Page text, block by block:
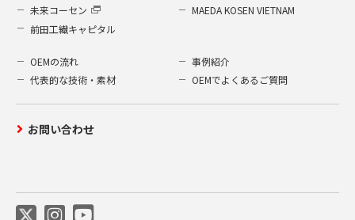
未来コーセン
MAEDA KOSEN VIETNAM
前田工繊キャピタル
OEMの流れ
事例紹介
代表的な技術・素材
OEMでよくあるご質問
お問い合わせ